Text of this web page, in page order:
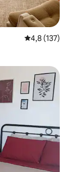
Évaluation
4,8 (137)